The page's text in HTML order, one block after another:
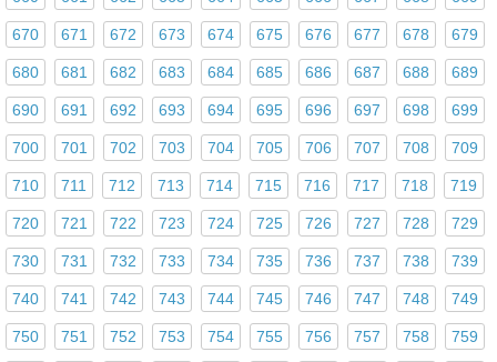
670 671 672 673 674 675 676 677 678 679
680 681 682 683 684 685 686 687 688 689
690 691 692 693 694 695 696 697 698 699
700 701 702 703 704 705 706 707 708 709
710 711 712 713 714 715 716 717 718 719
720 721 722 723 724 725 726 727 728 729
730 731 732 733 734 735 736 737 738 739
740 741 742 743 744 745 746 747 748 749
750 751 752 753 754 755 756 757 758 759